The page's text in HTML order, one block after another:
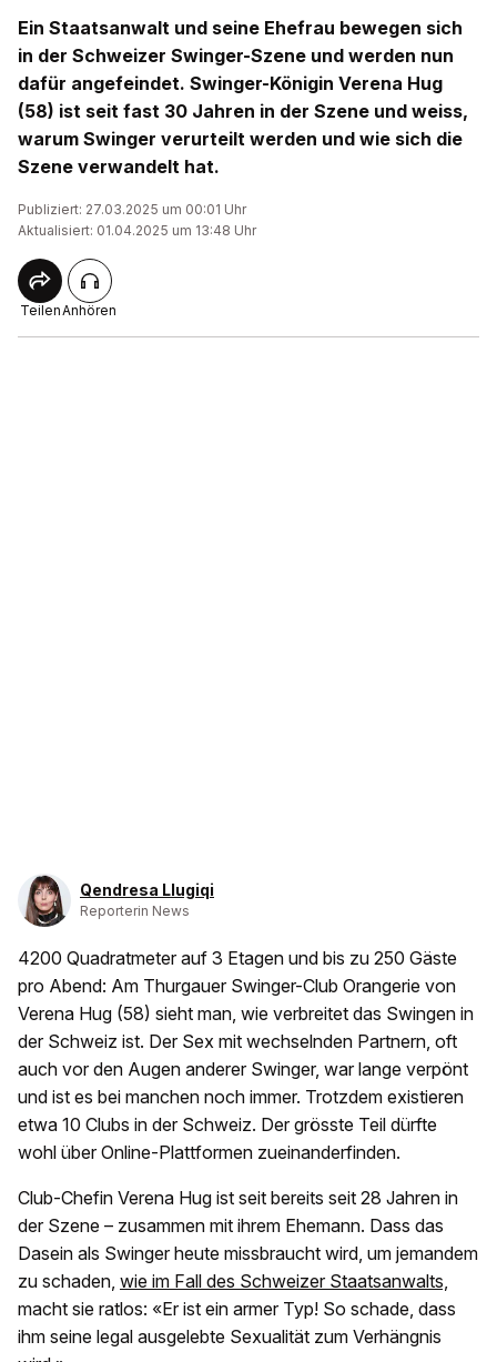
Ein Staatsanwalt und seine Ehefrau bewegen sich
in der Schweizer Swinger-Szene und werden nun
dafür angefeindet. Swinger-Königin Verena Hug
(58) ist seit fast 30 Jahren in der Szene und weiss,
warum Swinger verurteilt werden und wie sich die
Szene verwandelt hat.
Publiziert: 27.03.2025 um 00:01 Uhr
Aktualisiert: 01.04.2025 um 13:48 Uhr
TeilenAnhören
Qendresa Llugiqi
Reporterin News
4200 Quadratmeter auf 3 Etagen und bis zu 250 Gäste
pro Abend: Am Thurgauer Swinger-Club Orangerie von
Verena Hug (58) sieht man, wie verbreitet das Swingen in
der Schweiz ist. Der Sex mit wechselnden Partnern, oft
auch vor den Augen anderer Swinger, war lange verpönt
und ist es bei manchen noch immer. Trotzdem existieren
etwa 10 Clubs in der Schweiz. Der grösste Teil dürfte
wohl über Online-Plattformen zueinanderfinden.
Club-Chefin Verena Hug ist seit bereits seit 28 Jahren in
der Szene – zusammen mit ihrem Ehemann. Dass das
Dasein als Swinger heute missbraucht wird, um jemandem
zu schaden, wie im Fall des Schweizer Staatsanwalts,
macht sie ratlos: «Er ist ein armer Typ! So schade, dass
ihm seine legal ausgelebte Sexualität zum Verhängnis